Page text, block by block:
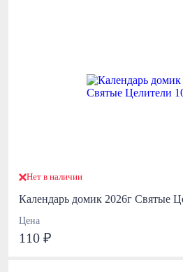
Нет в наличии
Календарь домик 2026г Святые
Цена
110 ₽